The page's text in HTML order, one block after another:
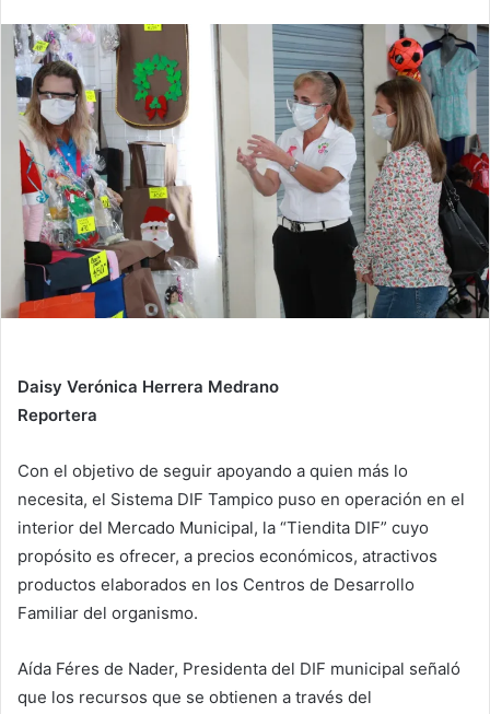
d
a
n
e
m
i
l
Daisy Verónica Herrera Medrano
Reportera
Con el objetivo de seguir apoyando a quien más lo
necesita, el Sistema DIF Tampico puso en operación en el
interior del Mercado Municipal, la “Tiendita DIF” cuyo
propósito es ofrecer, a precios económicos, atractivos
productos elaborados en los Centros de Desarrollo
Familiar del organismo.
Aída Féres de Nader, Presidenta del DIF municipal señaló
que los recursos que se obtienen a través del